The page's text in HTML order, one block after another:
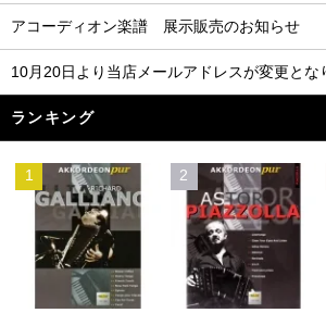
アコーディオン楽譜 展示販売のお知らせ
10月20日より当店メールアドレスが変更とな
ランキング
1 2